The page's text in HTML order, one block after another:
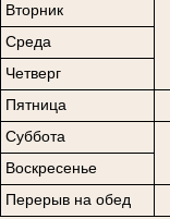
Вторник
Среда
Четверг
Пятница
Суббота
Воскресенье
Перерыв на обед